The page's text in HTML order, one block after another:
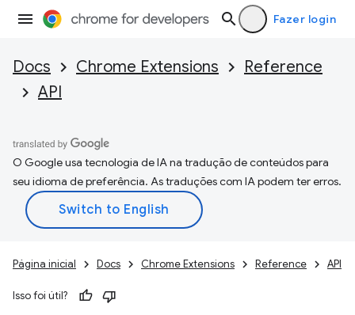
Fazer login
Docs Chrome Extensions
Reference
API
O Google usa tecnologia de IA na tradução de conteúdos para
seu idioma de preferência. As traduções com IA podem ter erros.
Página inicial Docs Chrome Extensions Reference API
Isso foi útil?